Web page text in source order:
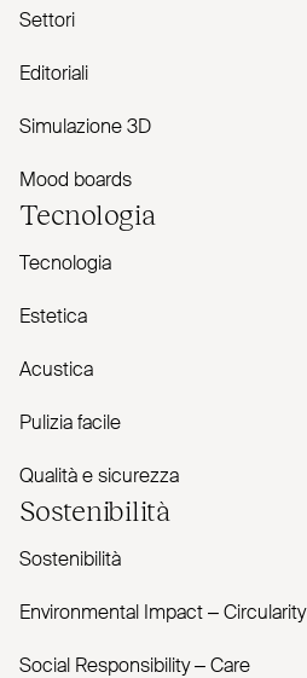
Settori
Editoriali
Simulazione 3D
Mood boards
Tecnologia
Tecnologia
Estetica
Acustica
Pulizia facile
Qualità e sicurezza
Sostenibilità
Sostenibilità
Envi­ronmental Impact – Cir­cularity
Social Responsibility – Care